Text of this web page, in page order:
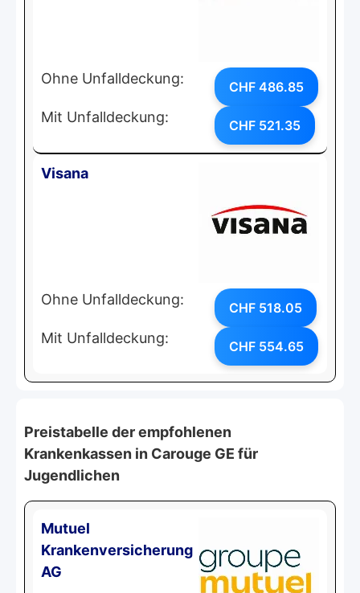
Ohne Unfalldeckung: CHF 486.85
Mit Unfalldeckung: CHF 521.35
Visana
Ohne Unfalldeckung: CHF 518.05
Mit Unfalldeckung: CHF 554.65
Preistabelle der empfohlenen
Krankenkassen in Carouge GE für
Jugendlichen
Mutuel
Krankenversicherung
AG